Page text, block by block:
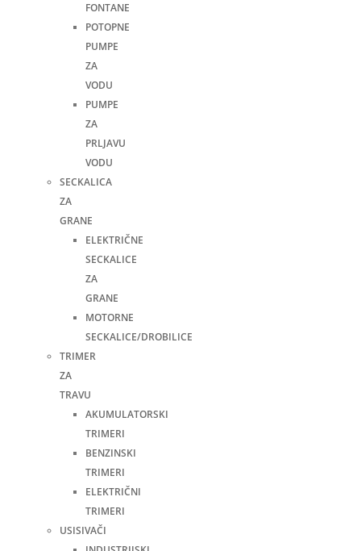
FONTANE
POTOPNE
PUMPE
ZA
VODU
PUMPE
ZA
PRLJAVU
VODU
SECKALICA
ZA
GRANE
ELEKTRIČNE
SECKALICE
ZA
GRANE
MOTORNE
SECKALICE/DROBILICE
TRIMER
ZA
TRAVU
AKUMULATORSKI
TRIMERI
BENZINSKI
TRIMERI
ELEKTRIČNI
TRIMERI
USISIVAČI